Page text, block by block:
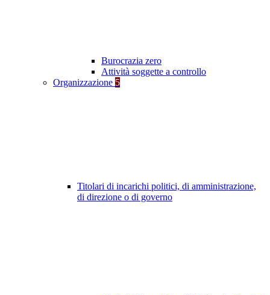
Burocrazia zero
Attività soggette a controllo
Organizzazione 5
Titolari di incarichi politici, di amministrazione,
di direzione o di governo